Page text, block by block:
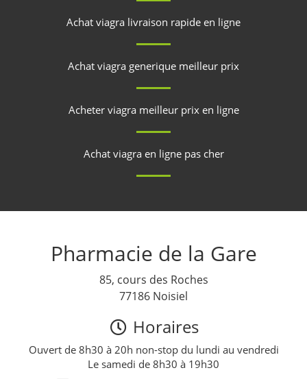
Achat viagra livraison rapide en ligne
Achat viagra generique meilleur prix
Acheter viagra meilleur prix en ligne
Achat viagra en ligne pas cher
Pharmacie de la Gare
85, cours des Roches
77186 Noisiel
Horaires
Ouvert de 8h30 à 20h non-stop du lundi au vendredi
Le samedi de 8h30 à 19h30